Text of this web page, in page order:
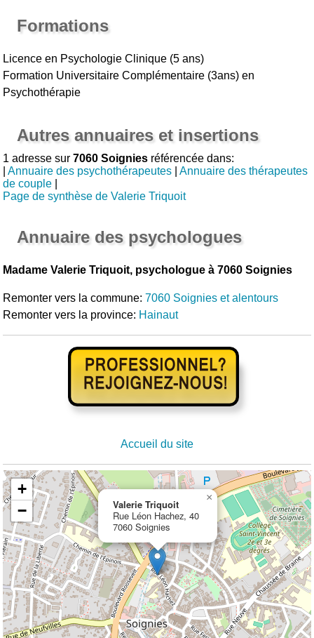
Formations
Licence en Psychologie Clinique (5 ans)
Formation Universitaire Complémentaire (3ans) en
Psychothérapie
Autres annuaires et insertions
1 adresse sur7060 Soignies référencée dans:
|Annuaire des psychothérapeutes |Annuaire des thérapeutes
de couple
Page de synthèse de Valerie Triquoit
Annuaire des psychologues
Madame Valerie Triquoit, psychologue à 7060 Soignies
Remonter vers la commune:7060 Soignies et alentours
Remonter vers la province: Hainaut
Accueil du site
Valerie Triquoit
Rue Léon Hachez, 40
7060 Soignies
×
+
−